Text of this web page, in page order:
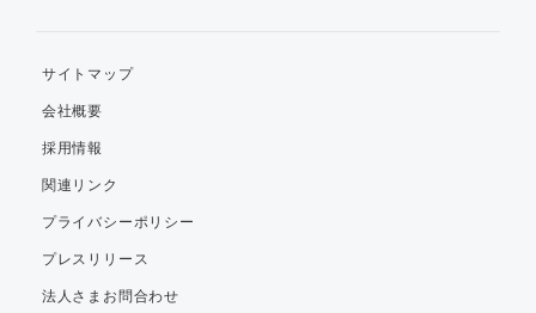
サイトマップ
会社概要
採用情報
関連リンク
プライバシーポリシー
プレスリリース
法人さまお問合わせ